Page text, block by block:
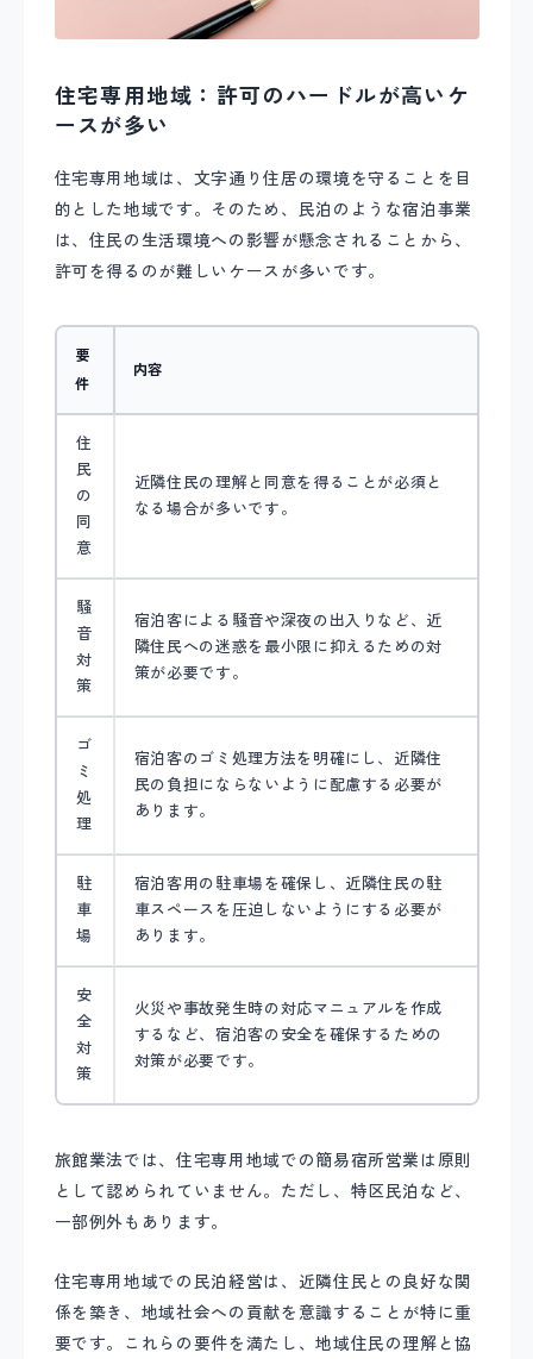
住宅専用地域：許可のハードルが高いケ
ースが多い
住宅専用地域は、文字通り住居の環境を守ることを目
的とした地域です。そのため、民泊のような宿泊事業
は、住民の生活環境への影響が懸念されることから、
許可を得るのが難しいケースが多いです。
要
件
内容
住
民
の
同
意
近隣住民の理解と同意を得ることが必須と
なる場合が多いです。
騒
音
対
策
宿泊客による騒音や深夜の出入りなど、近
隣住民への迷惑を最小限に抑えるための対
策が必要です。
ゴ
ミ
処
理
宿泊客のゴミ処理方法を明確にし、近隣住
民の負担にならないように配慮する必要が
あります。
駐
車
場
宿泊客用の駐車場を確保し、近隣住民の駐
車スペースを圧迫しないようにする必要が
あります。
安
全
対
策
火災や事故発生時の対応マニュアルを作成
するなど、宿泊客の安全を確保するための
対策が必要です。
旅館業法では、住宅専用地域での簡易宿所営業は原則
として認められていません。ただし、特区民泊など、
一部例外もあります。
住宅専用地域での民泊経営は、近隣住民との良好な関
係を築き、地域社会への貢献を意識することが特に重
要です。これらの要件を満たし、地域住民の理解と協